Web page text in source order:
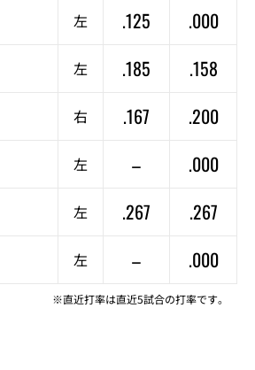
左 .125 .000
左 .185 .158
右 .167 .200
左 – .000
左 .267 .267
左 – .000
※直近打率は直近5試合の打率です。